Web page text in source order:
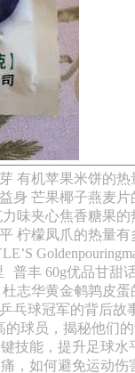
有机苹果米饼的热
身 芒果椰子燕麦
味夹心焦香糖果的
柠檬凤爪的热量有
普丰 60g优品甘甜
志华黄金鹌鹑皮蛋
乒乓球冠军的背后故
球员，揭秘他们的
技能，提升足球水
，如何避免运动伤